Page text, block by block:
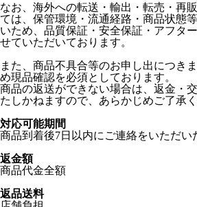
なお、海外への転送・輸出・転売・再
ては、保管環境・流通経路・商品状態
いため、品質保証・安全保証・アフタ
せていただいております。
また、商品不具合等のお申し出につき
め現品確認を必須としております。
商品の返送ができない場合は、返金・
たしかねますので、あらかじめご了承く
対応可能期間
商品到着後7日以内にご連絡をいただい
返金額
商品代金全額
返品送料